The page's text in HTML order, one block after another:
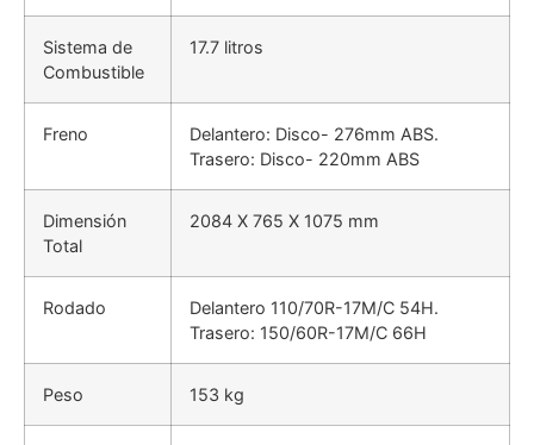
Sistema de
Combustible
17.7 litros
Freno Delantero: Disco- 276mm ABS.
Trasero: Disco- 220mm ABS
Dimensión
Total
2084 X 765 X 1075 mm
Rodado Delantero 110/70R-17M/C 54H.
Trasero: 150/60R-17M/C 66H
Peso 153 kg